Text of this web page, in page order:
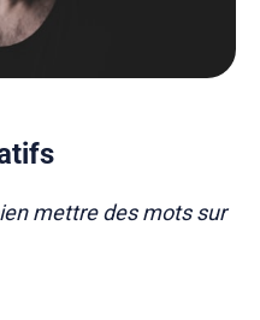
mettre des mots sur